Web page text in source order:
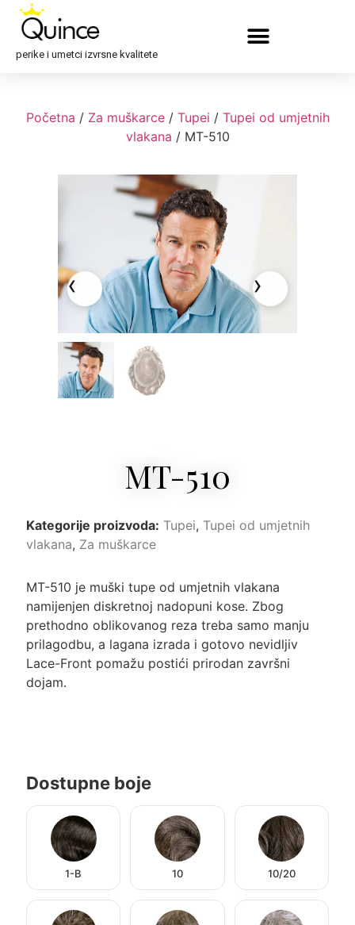
perike i umetci izvrsne kvalitete
Početna / Za muškarce/ Tupei / Tupei od umjetnih
vlakana / MT-510
MT-510
Kategorije proizvoda: Tupei, Tupei od umjetnih
vlakana, Za muškarce
MT-510 je muški tupe od umjetnih vlakana
namijenjen diskretnoj nadopuni kose. Zbog
prethodno oblikovanog reza treba samo manju
prilagodbu, a lagana izrada i gotovo nevidljiv
Lace-Front pomažu postići prirodan završni
dojam.
Dostupne boje
1-B 10 10/20